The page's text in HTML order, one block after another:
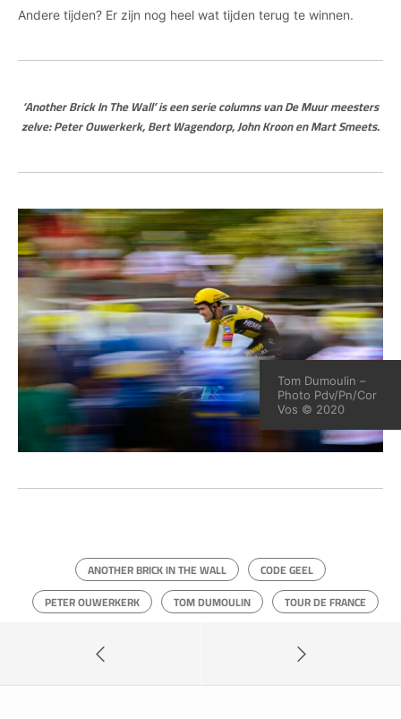
Andere tijden? Er zijn nog heel wat tijden terug te winnen.
‘Another Brick In The Wall’ is een serie columns van De Muur meesters
zelve: Peter Ouwerkerk, Bert Wagendorp, John Kroon en Mart Smeets.
Tom Dumoulin –
Photo Pdv/Pn/Cor
Vos © 2020
ANOTHER BRICK IN THE WALL
CODE GEEL
PETER OUWERKERK
TOM DUMOULIN TOUR DE FRANCE